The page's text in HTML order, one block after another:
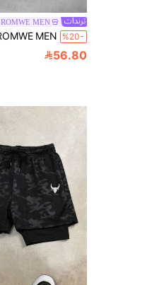
ROMWE MEN
%20-
56.80